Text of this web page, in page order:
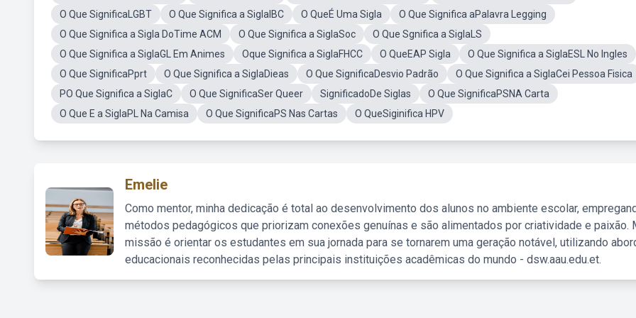
O Que SignificaLGBT O Que Significa a SiglaIBC O QueÉ Uma Sigla
O Que Significa aPalavra Legging
O Que Significa a Sigla DoTime ACM
O Que Significa a SiglaSoc
O Que Sgnifica a SiglaLS
O Que Significa a SiglaGL Em Animes
Oque Significa a SiglaFHCC O QueEAP Sigla
O Que Significa a SiglaESL No Ingles
O Que SignificaPprt
O Que Significa a SiglaDieas O Que SignificaDesvio Padrão
O Que Significa a SiglaCei Pessoa Fisica
PO Que Significa a SiglaC
O Que SignificaSer Queer SignificadoDe Siglas
O Que SignificaPSNA Carta
O Que E a SiglaPL Na Camisa
O Que SignificaPS Nas Cartas O QueSiginifica HPV
Emelie
Como mentor, minha dedicação é total ao desenvolvimento dos alunos no ambiente escolar,
métodos pedagógicos que priorizam conexões genuínas e são alimentados por criatividade e paixão.
missão é orientar os estudantes em sua jornada para se tornarem uma geração notável, utilizando
educacionais reconhecidas pelas principais instituições acadêmicas do mundo - dsw.aau.edu.et.